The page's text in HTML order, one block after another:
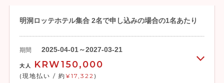
明洞ロッテホテル集合 2名で申し込みの場合の1名あたり
期間 2025-04-01～2027-03-21
大人 KRW150,000
(現地払い / 約¥17,322 )